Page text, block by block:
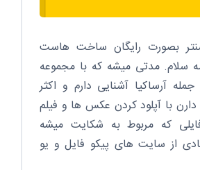
بصورت رایگان ساخت هاست
سلام. مدتی میشه که با مجموعه
آرساکیا آشنایی دارم و اکثر
دارن با آپلود کردن عکس ها و فیلم
که مربوط به شکایت میشه
از سایت های پیکو فایل و یو